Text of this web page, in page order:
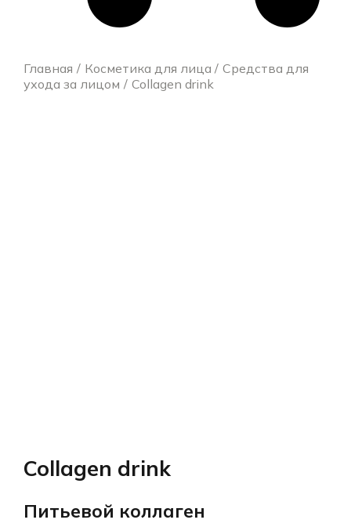
Главная Косметика для лица
Средства для
ухода за лицом
Collagen drink
Collagen drink
Питьевой коллаген